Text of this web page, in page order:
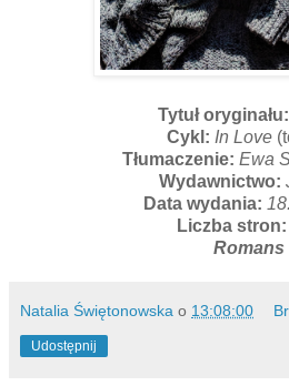
Tytuł oryginału:
Cykl: In Love
Tłumaczenie: Ewa
Wydawnictwo:
Data wydania:
Liczba stron:
Romans
Natalia Świętonowska o 13:08:00
Udostępnij